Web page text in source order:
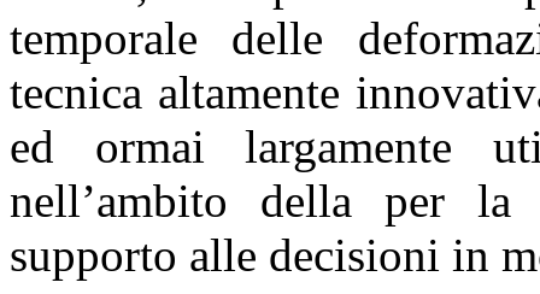
temporale delle
tecnica altamente
ed ormai largamente
nell’ambito della per
supporto alle decisioni in